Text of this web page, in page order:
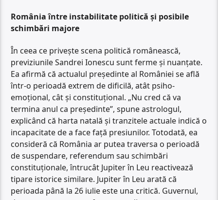
România între instabilitate politică și posibile
schimbări majore
În ceea ce privește scena politică românească,
previziunile Sandrei Ionescu sunt ferme și nuanțate.
Ea afirmă că actualul președinte al României se află
într-o perioadă extrem de dificilă, atât psiho-
emoțional, cât și constituțional. „Nu cred că va
termina anul ca președinte”, spune astrologul,
explicând că harta natală și tranzitele actuale indică o
incapacitate de a face față presiunilor. Totodată, ea
consideră că România ar putea traversa o perioadă
de suspendare, referendum sau schimbări
constituționale, întrucât Jupiter în Leu reactivează
tipare istorice similare. Jupiter în Leu arată că
perioada până la 26 iulie este una critică. Guvernul,